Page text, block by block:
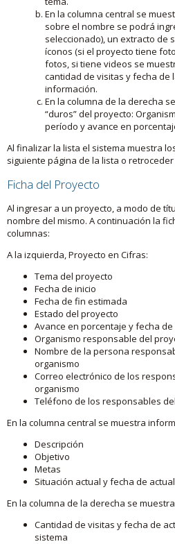
En la columna central se
sobre el nombre se podrá
seleccionado), un extracto de
íconos (si el proyecto tiene
fotos, si tiene videos se
cantidad de visitas y fecha de
información.
En la columna de la derecha
“duros” del proyecto:
período y avance en
Al finalizar la lista el sistema muestra
siguiente página de la lista o
Ficha del Proyecto
Al ingresar a un proyecto, a modo de
nombre del mismo. A continuación la
columnas:
A la izquierda, Proyecto en Cifras:
Tema del proyecto
Fecha de inicio
Fecha de fin estimada
Estado del proyecto
Avance en porcentaje y fecha
Organismo responsable del
Nombre de la persona
organismo
Correo electrónico de los
organismo
Teléfono de los responsables
En la columna central se muestra
Descripción
Objetivo
Metas
Situación actual y fecha de
En la columna de la derecha se
Cantidad de visitas y fecha de
sistema